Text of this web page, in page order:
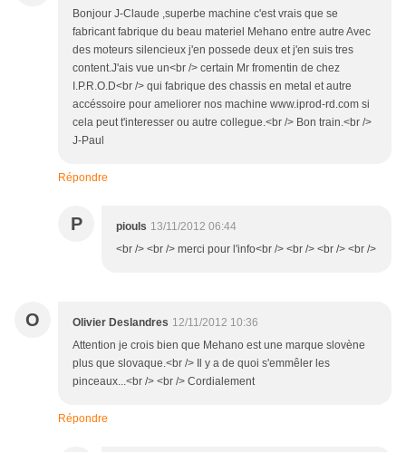
Bonjour J-Claude ,superbe machine c'est vrais que se
fabricant fabrique du beau materiel Mehano entre autre Avec
des moteurs silencieux j'en possede deux et j'en suis tres
content.J'ais vue un<br /> certain Mr fromentin de chez
I.P.R.O.D<br /> qui fabrique des chassis en metal et autre
accéssoire pour ameliorer nos machine www.iprod-rd.com si
cela peut t'interesser ou autre collegue.<br /> Bon train.<br />
J-Paul
Répondre
P piouls 13/11/2012 06:44
<br /> <br /> merci pour l'info<br /> <br /> <br /> <br />
O Olivier Deslandres 12/11/2012 10:36
Attention je crois bien que Mehano est une marque slovène
plus que slovaque.<br /> Il y a de quoi s'emmêler les
pinceaux...<br /> <br /> Cordialement
Répondre